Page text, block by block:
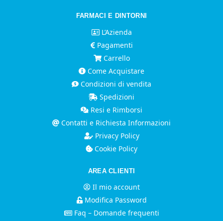
FARMACI E DINTORNI
L’Azienda
Pagamenti
Carrello
Come Acquistare
Condizioni di vendita
Spedizioni
Resi e Rimborsi
Contatti e Richiesta Informazioni
Privacy Policy
Cookie Policy
AREA CLIENTI
Il mio account
Modifica Password
Faq – Domande frequenti